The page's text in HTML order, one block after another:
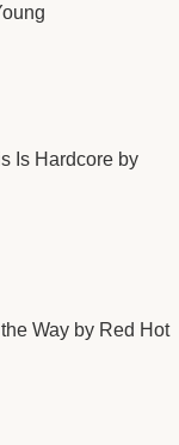
Is Hardcore by
Way by Red Hot